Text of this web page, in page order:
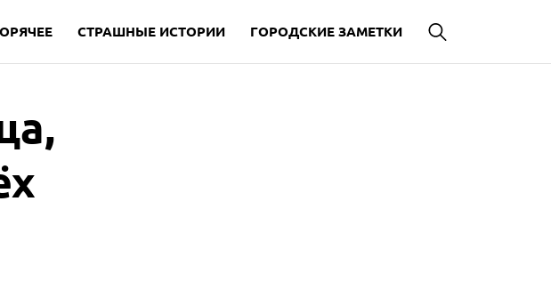
СТРАШНЫЕ ИСТОРИИ ГОРОДСКИЕ ЗАМЕТКИ